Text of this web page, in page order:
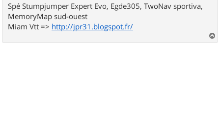
Spé Stumpjumper Expert Evo, Egde305, TwoNav sportiva,
MemoryMap sud-ouest
Miam Vtt => http://jpr31.blogspot.fr/
a